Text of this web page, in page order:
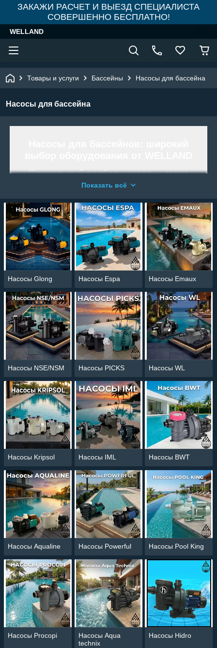
ЗАКАЖИ РАСЧЕТ И ВЫЕЗД СПЕЦИАЛИСТА
СОВЕРШЕННО БЕСПЛАТНО!
WELLAND
Товары и услуги Бассейны Насосы для бассейна
Насосы для бассейна
Правильный подбор насоса — залог
кристально чистой воды и
фильтрации. В интернет-магазине
WELLAND вы найдете самый полный
ассортимент циркуляционных насосов
от ведущих мировых производителей:
Emaux, Glong, Espa, Kripsol, IML, BWTи
многих других. Мы предлагаем решения
как для небольших каркасных чаш, так и
для крупных общественных
плавательных комплексов.
Преимущества покупки насосного
оборудования в WELLAND:
Огромный выбор:В наличии модели
от бюджетного сегмента до
премиальных европейских брендов.
Профессиональная консультация:
Подберем насос по мощности, напору и
совместимости с вашим фильтром.
Гарантия качества:Работаем только с
проверенными брендами и
предоставляем официальную
гарантию.
Склад в Алматы:Быстрая отгрузка и
доставка по всей территории
Казахстана.
Показать всё
Насосы Glong Насосы Espa Насосы Emaux
Насосы NSE/NSM Насосы PICKS Насосы WL
Насосы Kripsol Насосы IML Насосы BWT
Насосы Aqualine Насосы Powerful Насосы Pool King
Насосы Procopi
Насосы Aqua
technix
Насосы Hidro